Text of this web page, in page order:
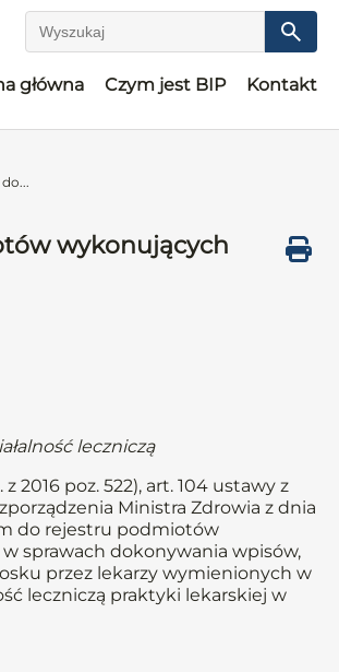
Wyszukaj
główna Czym jest BIP Kontakt
wykonujących
leczniczą
2016 poz. 522), art. 104 ustawy z
Ministra Zdrowia z dnia
do rejestru podmiotów
sprawach dokonywania wpisów,
przez lekarzy wymienionych w
leczniczą praktyki lekarskiej w